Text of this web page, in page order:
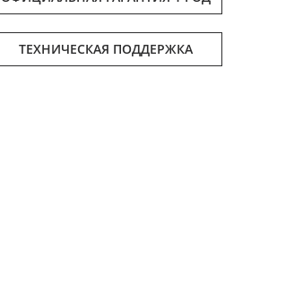
ТЕХНИЧЕСКАЯ ПОДДЕРЖКА